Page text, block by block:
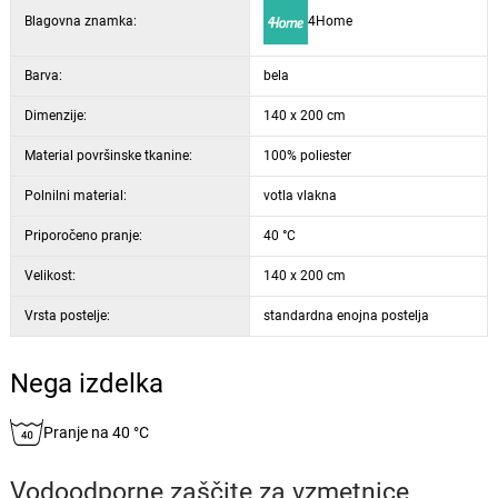
Blagovna znamka: 4Home
Barva: bela
Dimenzije: 140 x 200 cm
Material površinske tkanine: 100% poliester
Polnilni material: votla vlakna
Priporočeno pranje: 40 °C
Velikost: 140 x 200 cm
Vrsta postelje: standardna enojna postelja
Nega izdelka
Pranje na 40 °C
Vodoodporne zaščite za vzmetnice